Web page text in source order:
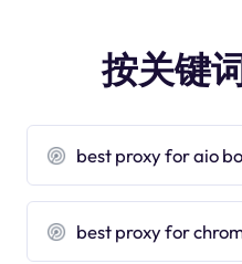
按关键
best proxy for aio
best proxy for